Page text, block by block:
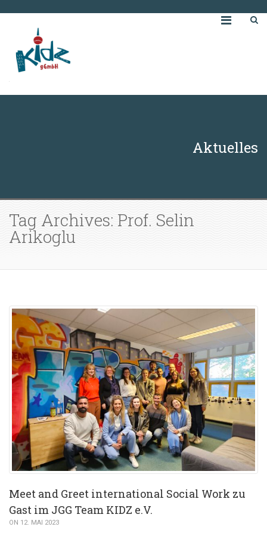
Aktuelles
Tag Archives: Prof. Selin
Arikoglu
Meet and Greet international Social Work zu
Gast im JGG Team KIDZ e.V.
ON 12. MAI 2023